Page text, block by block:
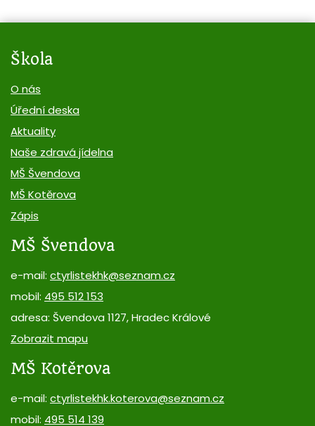
Škola
O nás
Úřední deska
Aktuality
Naše zdravá jídelna
MŠ Švendova
MŠ Kotěrova
Zápis
MŠ Švendova
e-mail: ctyrlistekhk@seznam.cz
mobil: 495 512 153
adresa: Švendova 1127, Hradec Králové
Zobrazit mapu
MŠ Kotěrova
e-mail: ctyrlistekhk.koterova@seznam.cz
mobil: 495 514 139